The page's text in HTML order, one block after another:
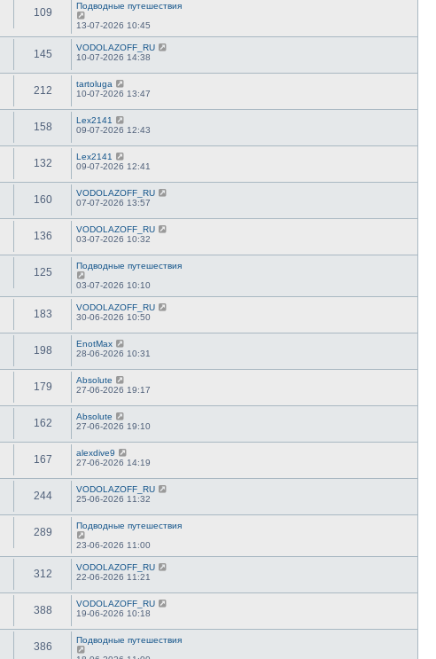
109
Подводные путешествия
13-07-2026 10:45
145
VODOLAZOFF_RU
10-07-2026 14:38
212
tartoluga
10-07-2026 13:47
158
Lex2141
09-07-2026 12:43
132
Lex2141
09-07-2026 12:41
160
VODOLAZOFF_RU
07-07-2026 13:57
136
VODOLAZOFF_RU
03-07-2026 10:32
125
Подводные путешествия
03-07-2026 10:10
183
VODOLAZOFF_RU
30-06-2026 10:50
198
EnotMax
28-06-2026 10:31
179
Absolute
27-06-2026 19:17
162
Absolute
27-06-2026 19:10
167
alexdive9
27-06-2026 14:19
244
VODOLAZOFF_RU
25-06-2026 11:32
289
Подводные путешествия
23-06-2026 11:00
312
VODOLAZOFF_RU
22-06-2026 11:21
388
VODOLAZOFF_RU
19-06-2026 10:18
386
Подводные путешествия